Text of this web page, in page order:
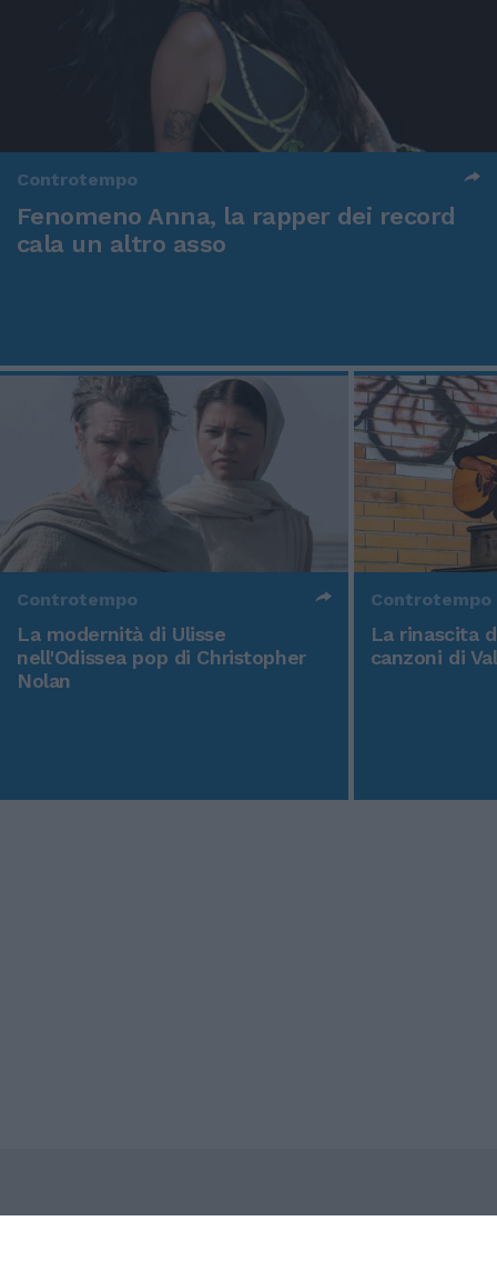
Controtempo
Fenomeno Anna, la rapper dei record
cala un altro asso
Controtempo
La modernità di Ulisse
nell'Odissea pop di Christopher
Nolan
Controtempo
La rinascita
canzoni di